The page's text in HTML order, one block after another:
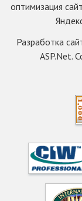
оптимизация
Разработка
ASP.Net.